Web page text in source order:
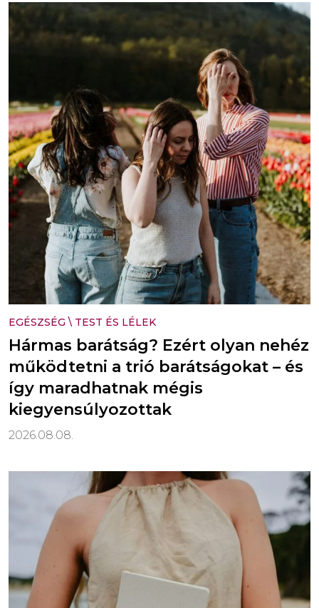
EGÉSZSÉG \ TEST ÉS LÉLEK
Hármas barátság? Ezért olyan nehéz
működtetni a trió barátságokat – és
így maradhatnak mégis
kiegyensúlyozottak
2026.08.08.